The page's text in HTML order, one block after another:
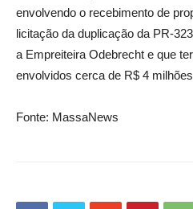
envolvendo o recebimento de
licitação da duplicação da PR-
a Empreiteira Odebrecht e que
envolvidos cerca de R$ 4
Fonte: MassaNews